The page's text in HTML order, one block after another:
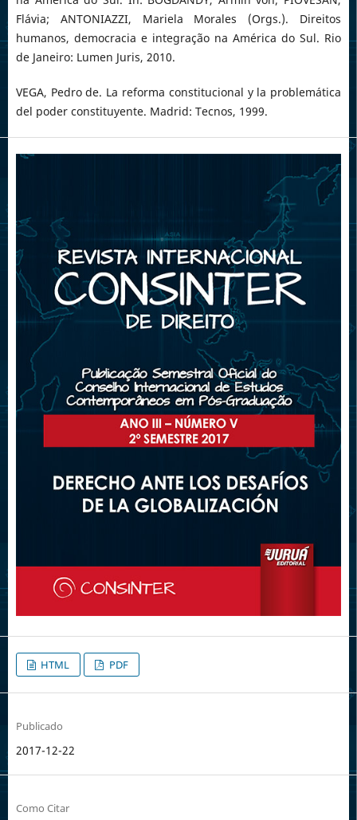
Flávia; ANTONIAZZI, Mariela Morales (Orgs.). Direitos
humanos, democracia e integração na América do Sul. Rio
de Janeiro: Lumen Juris, 2010.
VEGA, Pedro de. La reforma constitucional y la problemática
del poder constituyente. Madrid: Tecnos, 1999.
HTML PDF
Publicado
2017-12-22
Como Citar